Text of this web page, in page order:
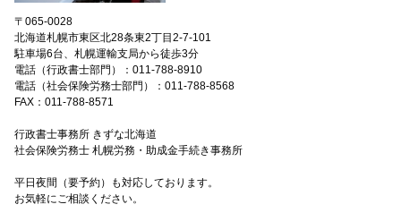
〒065-0028
北海道札幌市東区北28条東2丁目2-7-101
駐車場6台、札幌運輸支局から徒歩3分
電話（行政書士部門）：011-788-8910
電話（社会保険労務士部門）：011-788-8568
FAX：011-788-8571
行政書士事務所 きずな北海道
社会保険労務士 札幌労務・助成金手続き事務所
平日夜間（要予約）も対応しております。
お気軽にご相談ください。